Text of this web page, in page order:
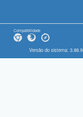
Compatibilidade
Versão do sistema: 3.88.9